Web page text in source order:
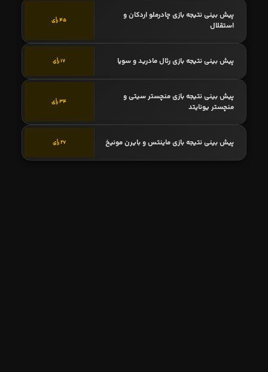
پیش بینی نتیجه بازی چادرملو اردکان و
استقلال
45 رأی
پیش بینی نتیجه بازی رئال مادرید و سویا 17 رأی
پیش بینی نتیجه بازی منچستر سیتی و
منچستر یونایتد
34 رأی
پیش بینی نتیجه بازی ماینتس و بایرن مونیخ 27 رأی